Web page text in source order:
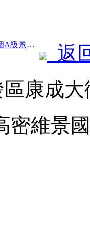
前一篇：文旅部：2025年16994個A級景區接待游客75.1億人次，旅游收入5544.9億
返
康成
密維